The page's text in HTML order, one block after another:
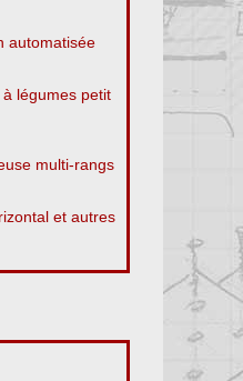
automatisée
légumes petit
multi-rangs
et autres